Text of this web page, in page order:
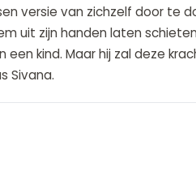
versie van zichzelf door te
uit zijn handen laten
kind. Maar hij zal deze
Sivana.